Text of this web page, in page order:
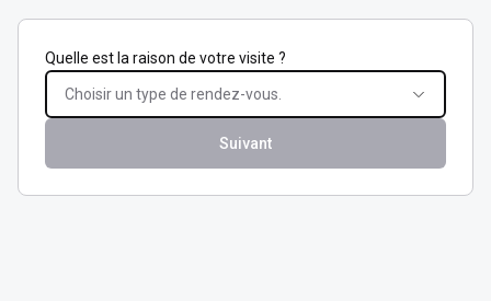
Quelle est la raison de votre visite ?
Choisir un type de rendez-vous.
Suivant